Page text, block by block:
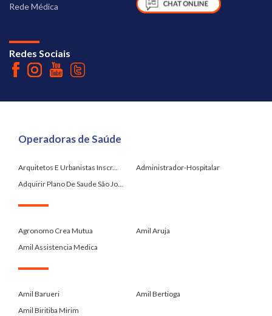
Rede Médica
Redes Sociais
Operadoras de Saúde
Arquitetos E Urbanistas Inscr...
Administrador-Hospitalar
Adquirir Plano De Saude São Jo...
Agronomo Crea Mutua
Amil Aruja
Amil Assistencia Medica
Amil Barueri
Amil Bertioga
Amil Biritiba Mirim